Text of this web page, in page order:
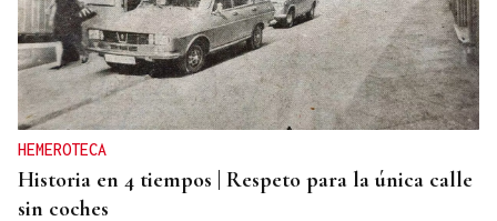
HEMEROTECA
Historia en 4 tiempos | Respeto para la única calle
sin coches